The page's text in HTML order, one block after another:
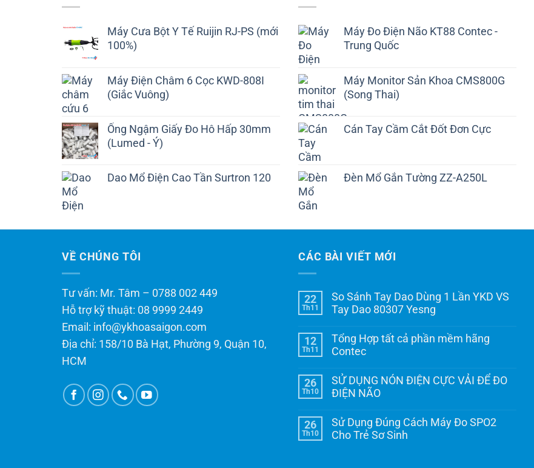
Máy Cưa Bột Y Tế Ruijin RJ-PS (mới
100%)
Máy Điện Châm 6 Cọc KWD-808I
(Giắc Vuông)
Ống Ngậm Giấy Đo Hô Hấp 30mm
(Lumed - Ý)
Dao Mổ Điện Cao Tần Surtron 120
Máy Đo Điện Não KT88 Contec -
Trung Quốc
Máy Monitor Sản Khoa CMS800G
(Song Thai)
Cán Tay Cầm Cắt Đốt Đơn Cực
Đèn Mổ Gắn Tường ZZ-A250L
VỀ CHÚNG TÔI
Tư vấn: Mr. Tâm – 0788 002 449
Hỗ trợ kỹ thuật: 08 9999 2449
Email: info@ykhoasaigon.com
Địa chỉ: 158/10 Bà Hạt, Phường 9, Quận 10,
HCM
CÁC BÀI VIẾT MỚI
22
Th11
So Sánh Tay Dao Dùng 1 Lần YKD VS
Tay Dao 80307 Yesng
12
Th11
Tổng Hợp tất cả phần mềm hãng
Contec
26
Th10
SỬ DỤNG NÓN ĐIỆN CỰC VẢI ĐỂ ĐO
ĐIỆN NÃO
26
Th10
Sử Dụng Đúng Cách Máy Đo SPO2
Cho Trẻ Sơ Sinh